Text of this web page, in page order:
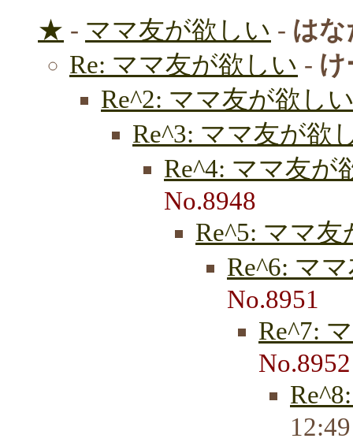
★ - ママ友が欲しい - はな
Re: ママ友が欲しい - け
Re^2: ママ友が欲し
Re^3: ママ友が欲
Re^4: ママ友が
No.8948
Re^5: ママ
Re^6: マ
No.8951
Re^7:
No.8952